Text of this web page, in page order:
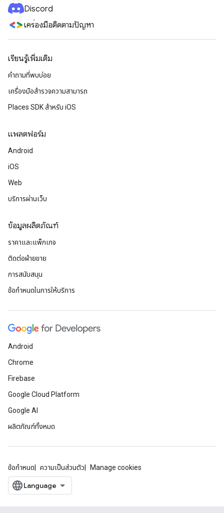
Discord
เครื่องมือติดตามปัญหา
เรียนรู้เพิ่มเติม
คำถามที่พบบ่อย
เครื่องมือสำรวจความสามารถ
Places SDK สำหรับ iOS
แพลตฟอร์ม
Android
iOS
Web
บริการผ่านเว็บ
ข้อมูลผลิตภัณฑ์
ราคาและแพ็กเกจ
ติดต่อฝ่ายขาย
การสนับสนุน
ข้อกำหนดในการให้บริการ
Android
Chrome
Firebase
Google Cloud Platform
Google AI
ผลิตภัณฑ์ทั้งหมด
ข้อกำหนด ความเป็นส่วนตัว Manage cookies